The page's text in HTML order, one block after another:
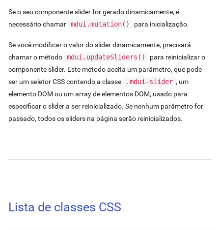
Se o seu componente slider for gerado dinamicamente, é
necessário chamar mdui.mutation() para inicialização.
Se você modificar o valor do slider dinamicamente, precisará
chamar o método mdui.updateSliders()
para reinicializar o
componente slider. Este método aceita um parâmetro, que pode
ser um seletor CSS contendo a classe
.mdui-slider , um
elemento DOM ou um array de elementos DOM, usado para
especificar o slider a ser reinicializado. Se nenhum parâmetro for
passado, todos os sliders na página serão reinicializados.
Lista de classes CSS